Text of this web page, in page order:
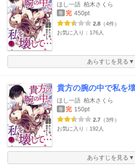
ほし一語 柏木さくら
巻 完 450pt
2.8 （4件）
お気に入り：176人
あらすじを見る▼
貴方の腕の中で私を
ほし一語 柏木さくら
巻 完 150pt
2.7 （3件）
お気に入り：192人
あらすじを見る▼